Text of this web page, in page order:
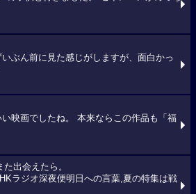
ぶん前に見た感じがしますが、面白かっ
い映画でしたね。 本来ならこの作品も「福
出会えたら。
ラジオ深夜便明日への言葉,夏の特集は戦